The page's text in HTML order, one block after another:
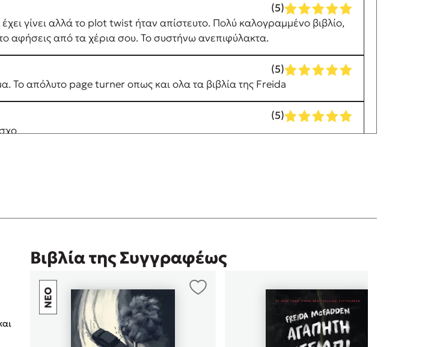
(5)
γίνει αλλά το plot twist ήταν απίστευτο. Πολύ καλογραμμένο βιβλίο,
αφήσεις από τα χέρια σου. Το συστήνω ανεπιφύλακτα.
(5)
Το απόλυτο page turner οπως και ολα τα βιβλία της Freida
(5)
Βιβλία της Συγγραφέως